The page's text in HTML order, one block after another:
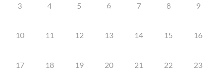
3 4 5 6 7 8 9
10 11 12 13 14 15 16
17 18 19 20 21 22 23